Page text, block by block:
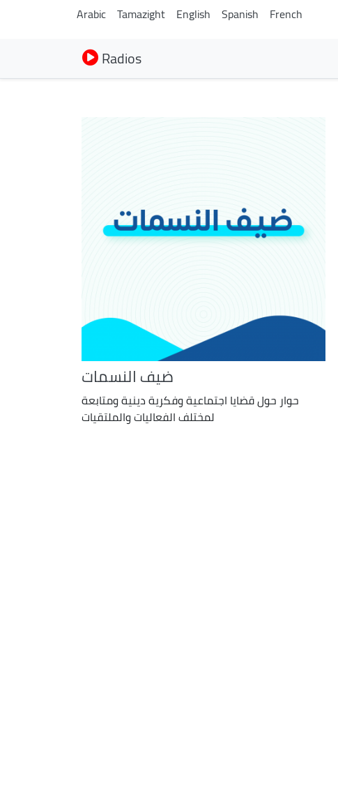
Arabic Tamazight English Spanish French
Radios
ضيف النسمات
حوار حول قضايا اجتماعية وفكرية دينية ومتابعة
لمختلف الفعاليات والملتقيات